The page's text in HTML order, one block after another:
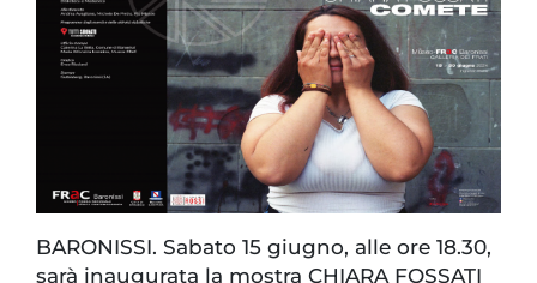
BARONISSI. Sabato 15 giugno, alle ore 18.30,
sarà inaugurata la mostra CHIARA FOSSATI